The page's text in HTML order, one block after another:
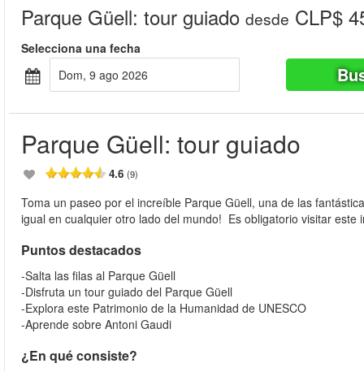
Parque Güell: tour guiado desde CLP$
Selecciona una fecha
dom, 9 ago 2026
Parque Güell: tour guiado
4.6 (9)
Toma un paseo por el increíble Parque Güell, una de las
igual en cualquier otro lado del mundo! Es obligatorio visitar
Puntos destacados
-Salta las filas al Parque Güell
-Disfruta un tour guiado del Parque Güell
-Explora este Patrimonio de la Humanidad de UNESCO
-Aprende sobre Antoni Gaudi
¿En qué consiste?